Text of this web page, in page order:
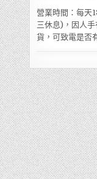
營業時間：每天
三休息)，因人
貨，可致電是否